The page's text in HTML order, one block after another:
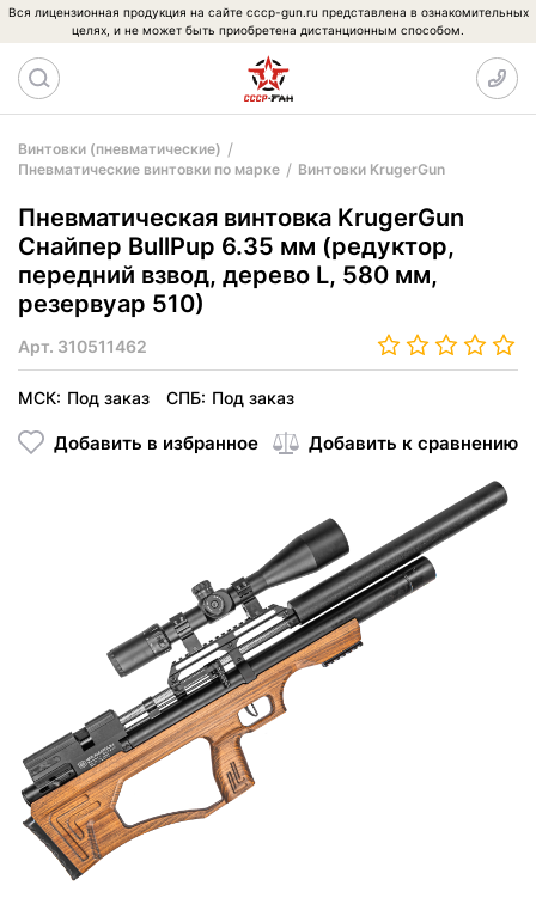
Вся лицензионная продукция на сайте cccp-gun.ru представлена в ознакомительных
целях, и не может быть приобретена дистанционным способом.
Винтовки (пневматические)
Пневматические винтовки по марке
Винтовки KrugerGun
Пневматическая винтовка KrugerGun
Снайпер BullPup 6.35 мм (редуктор,
передний взвод, дерево L, 580 мм,
резервуар 510)
Арт. 310511462
МСК: Под заказ СПБ: Под заказ
Добавить в избранное Добавить к сравнению